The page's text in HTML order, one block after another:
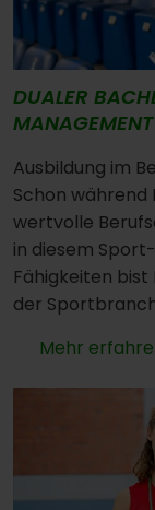
DUALER
MANAGEMENT
Ausbildung im
Schon während
wertvolle
in diesem
Fähigkeiten
der
Mehr